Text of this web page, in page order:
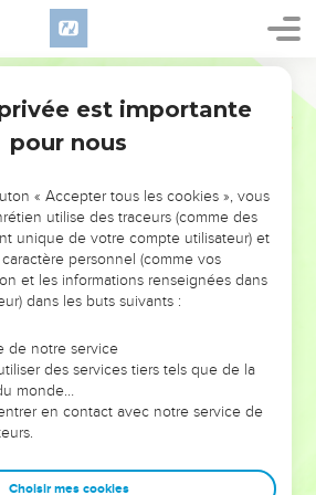
PAS L’ÉVÉNEMENT
L’ANNÉE !
POUVAIENT VOUS ÉVITER LES
VOTRES ?
on voit moins les doutes, les erreurs
qu'ils ont traversés, alors même que ce
qui les ont façonnés.
leaders, entrepreneurs, et responsables
plus de sagesse afin que leurs erreurs
est importante
pour nous
« Accepter tous les cookies », vous
utilise des traceurs (comme des
unique de votre compte utilisateur) et
personnel (comme vos
et les informations renseignées dans
dans les buts suivants :
de notre service
des services tiers tels que de la
monde…
en contact avec notre service de
Choisir mes cookies